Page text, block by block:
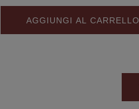
AGGIUNGI AL CARRELLO